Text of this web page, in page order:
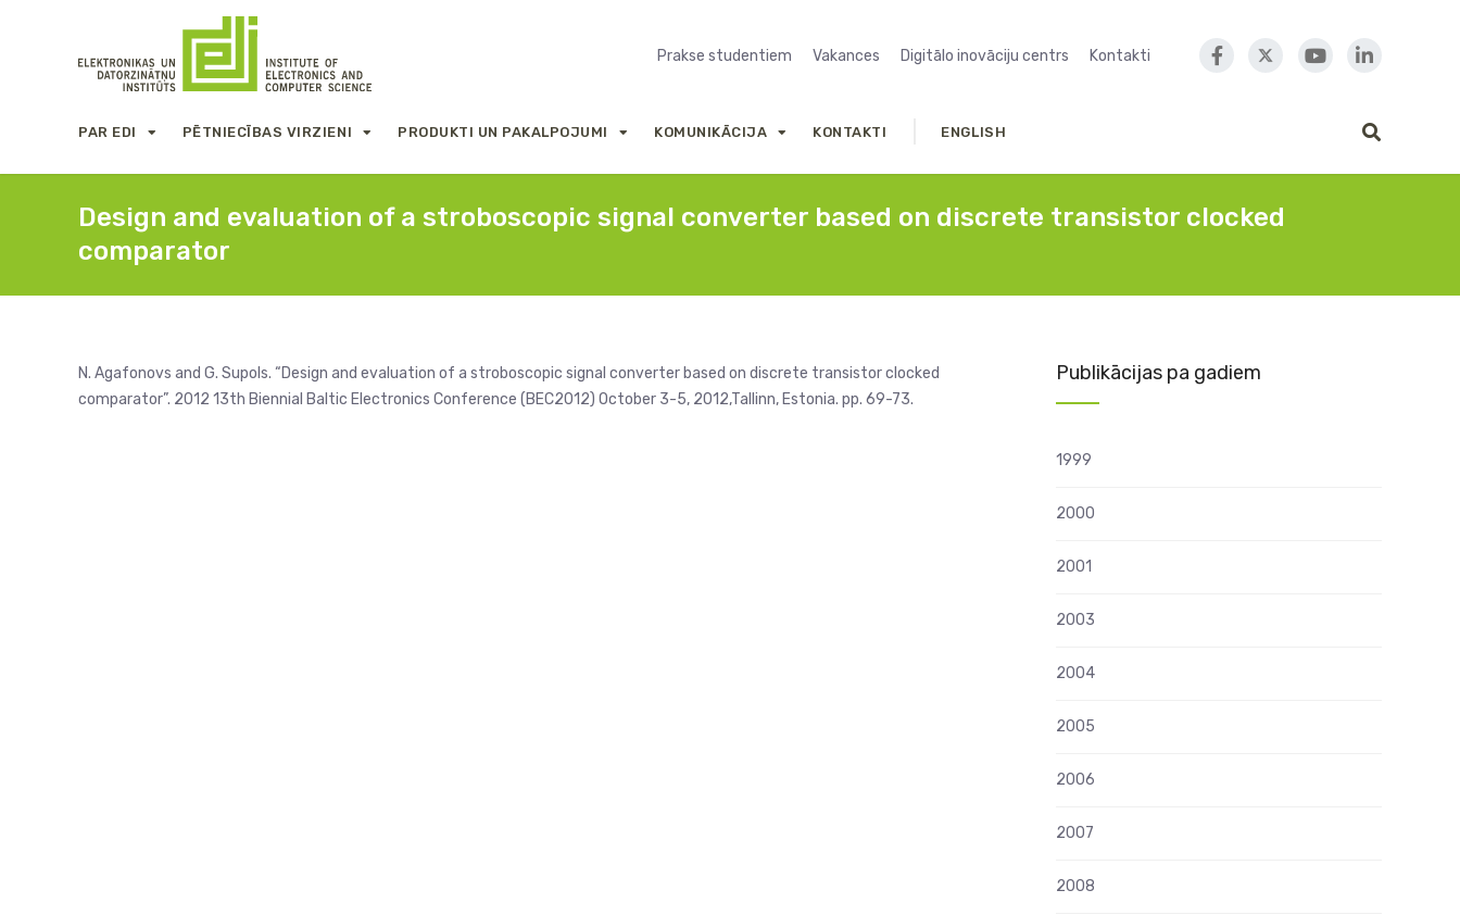
Prakse studentiem Vakances Digitālo inovāciju centrs Kontakti
PAR EDI PĒTNIECĪBAS VIRZIENI PRODUKTI UN PAKALPOJUMI KOMUNIKĀCIJA KONTAKTI ENGLISH
Design and evaluation of a stroboscopic signal converter based on discrete transistor clocked
comparator
N. Agafonovs and G. Supols. “Design and evaluation of a stroboscopic signal converter based on discrete transistor clocked
comparator”. 2012 13th Biennial Baltic Electronics Conference (BEC2012) October 3-5, 2012,Tallinn, Estonia. pp. 69-73.
Publikācijas pa gadiem
1999
2000
2001
2003
2004
2005
2006
2007
2008